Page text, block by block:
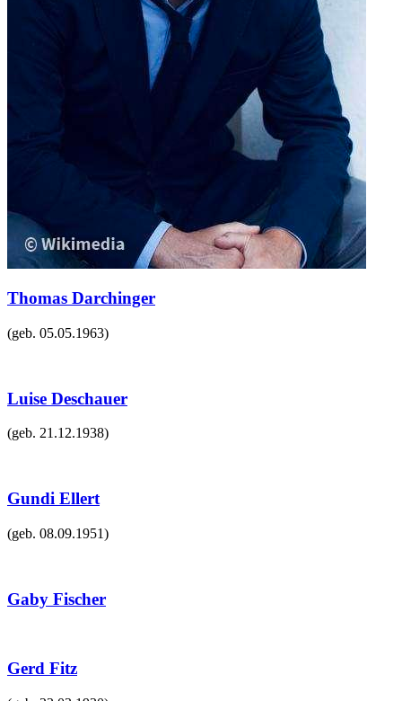
Thomas Darchinger
(geb. 05.05.1963)
Luise Deschauer
(geb. 21.12.1938)
Gundi Ellert
(geb. 08.09.1951)
Gaby Fischer
Gerd Fitz